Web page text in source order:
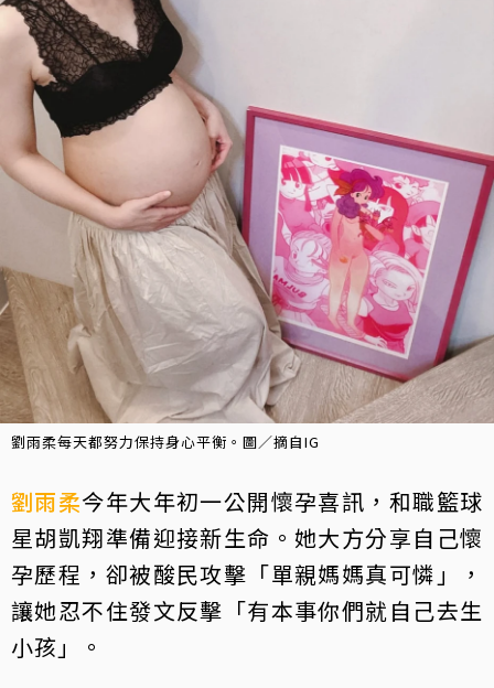
劉雨柔每天都努力保持身心平衡。圖／摘自IG
劉雨柔今年大年初一公開懷孕喜訊，和職籃球
星胡凱翔準備迎接新生命。她大方分享自己懷
孕歷程，卻被酸民攻擊「單親媽媽真可憐」，
讓她忍不住發文反擊「有本事你們就自己去生
小孩」。